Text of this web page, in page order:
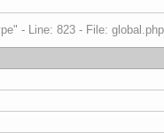
- Line: 823 - File: